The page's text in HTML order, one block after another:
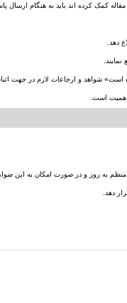
کمک کرده اند باید به هنگام ارسال
است» شواهد و ارجاعات لازم در جهت
اهمیت است.